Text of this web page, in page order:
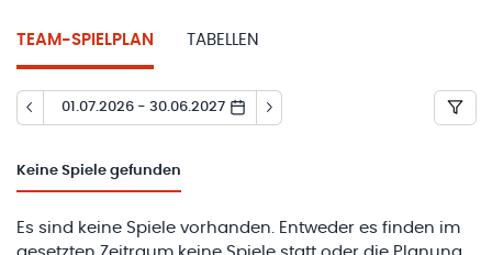
TEAM-SPIELPLAN TABELLEN
01.07.2026 - 30.06.2027
Keine Spiele gefunden
Es sind keine Spiele vorhanden. Entweder es finden im